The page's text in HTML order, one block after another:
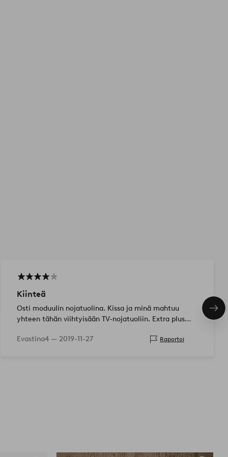
Kiinteä
Osti moduulin nojatuolina. Kissa ja minä mahtuu
yhteen tähän viihtyisään TV-nojatuoliin. Extra plus
Evastina4 — 2019-11-27 Raportoi